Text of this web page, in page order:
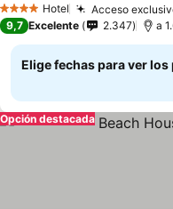
4 EstrellasHotel Acceso
9,7 Excelente 2.347 a
Elige fechas para ver
Opción destacada